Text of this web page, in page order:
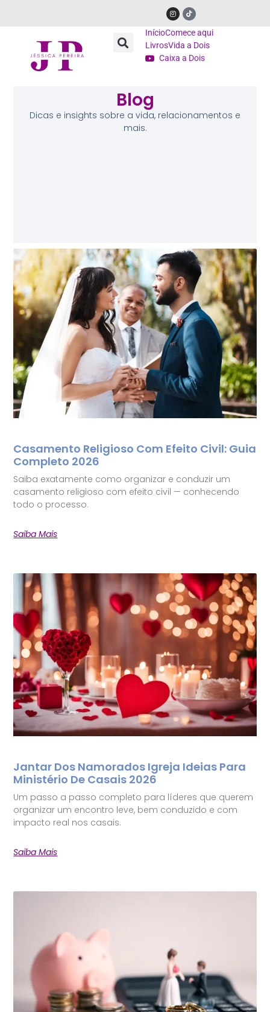
InícioComece aqui
LivrosVida a Dois
Caixa a Dois
Blog
Dicas e insights sobre a vida, relacionamentos e
mais.
Casamento Religioso Com Efeito Civil: Guia
Completo 2026
Saiba exatamente como organizar e conduzir um
casamento religioso com efeito civil — conhecendo
todo o processo.
Saiba Mais
Jantar Dos Namorados Igreja Ideias Para
Ministério De Casais 2026
Um passo a passo completo para líderes que querem
organizar um encontro leve, bem conduzido e com
impacto real nos casais.
Saiba Mais